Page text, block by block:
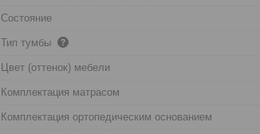
Состояние
Тип тумбы
Цвет (оттенок) мебели
Комплектация матрасом
Комплектация ортопедическим основанием